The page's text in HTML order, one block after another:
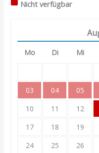
Nicht verfügbar
Mo Di Mi
03
04 05
10
11 12
17
18 19
24
25 26